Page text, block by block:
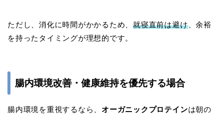
ただし、消化に時間がかかるため、就寝直前は避け、余裕
を持ったタイミングが理想的です。
腸内環境改善・健康維持を優先する場合
腸内環境を重視するなら、オーガニックプロテインは朝の